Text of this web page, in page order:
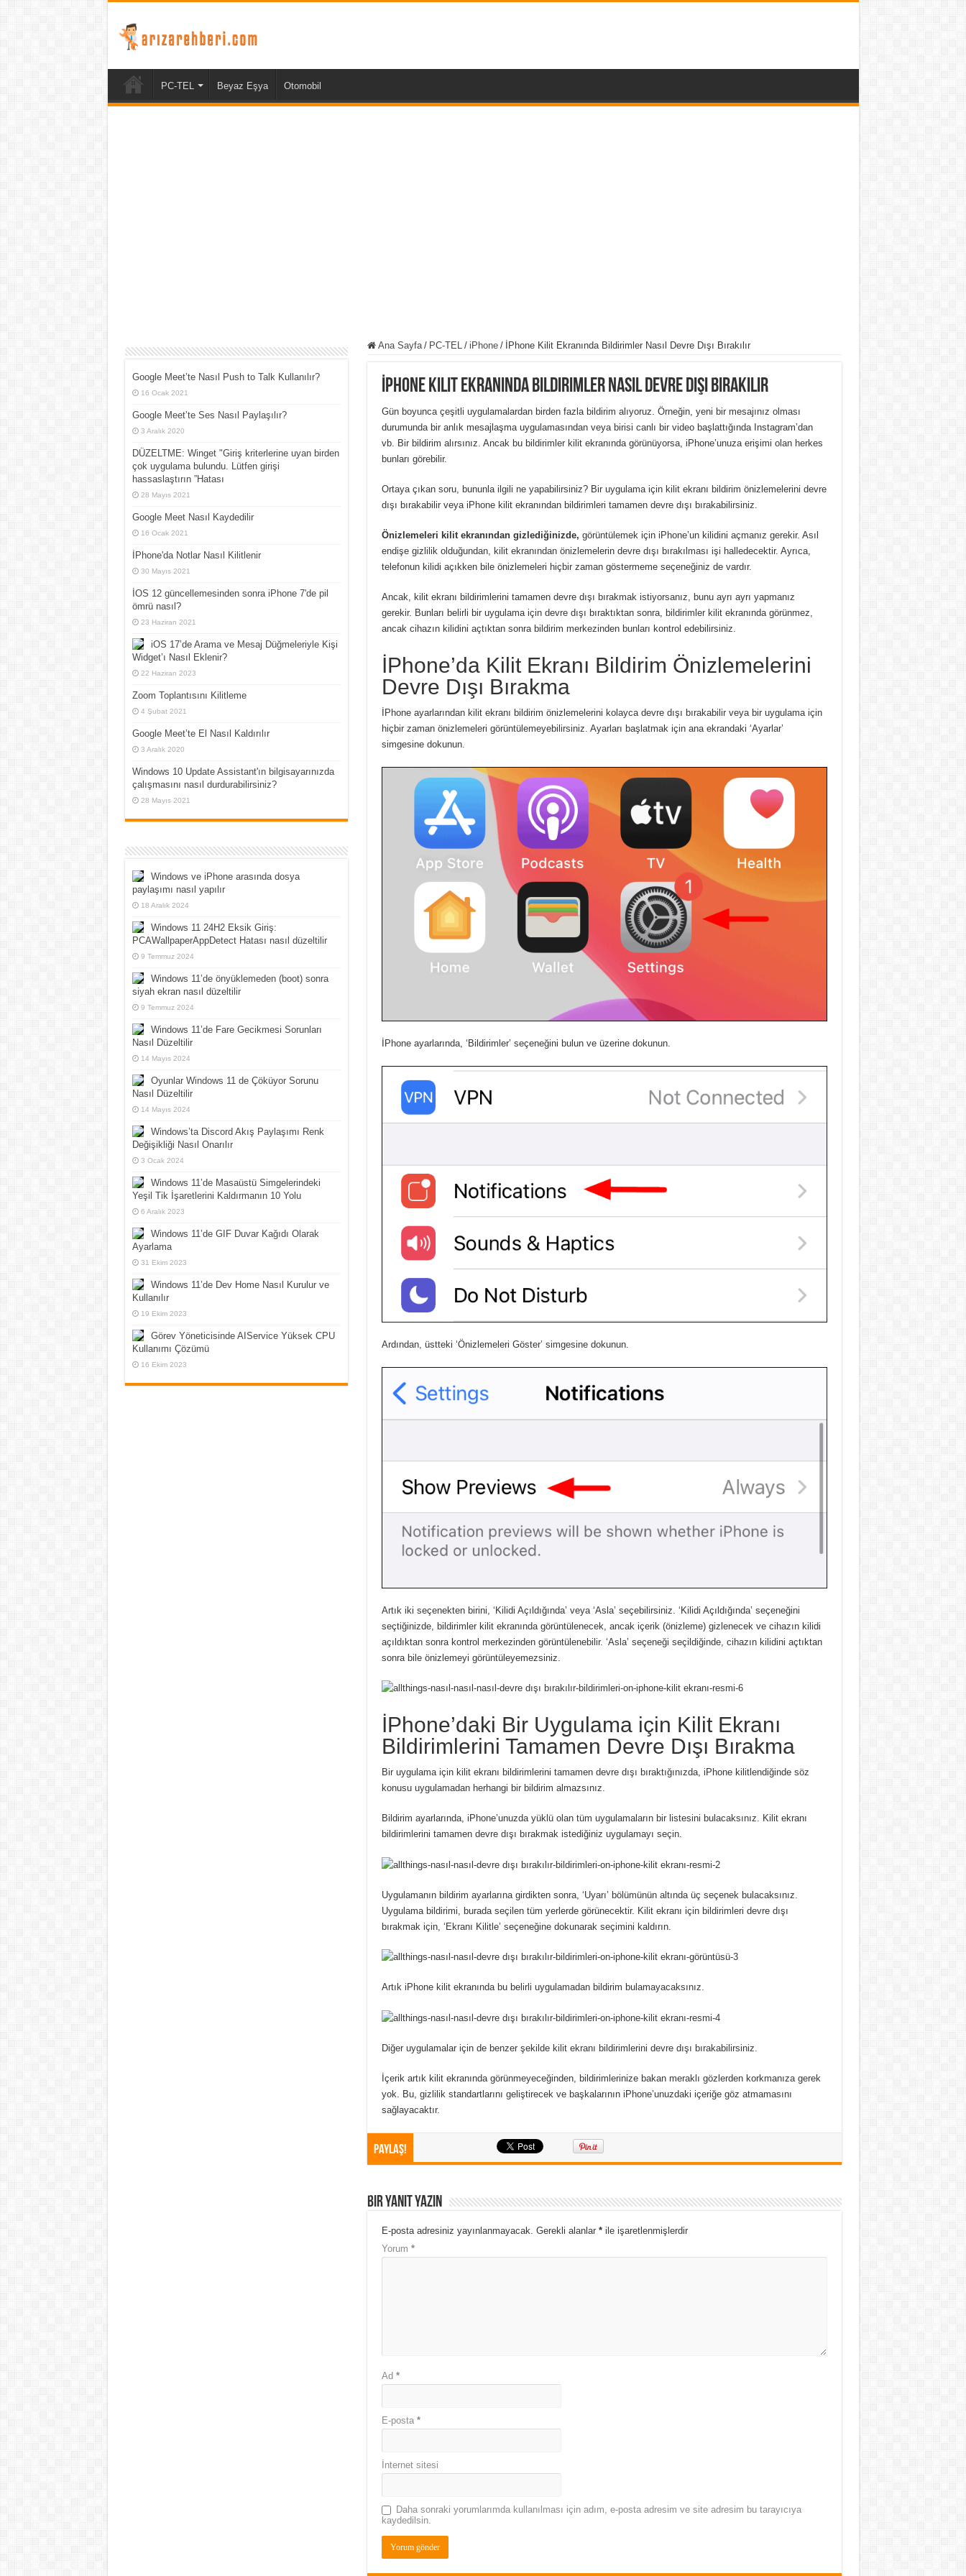
PC-TEL Beyaz Eşya Otomobil
Ana Sayfa / PC-TEL / iPhone / İPhone Kilit Ekranında Bildirimler Nasıl Devre Dışı Bırakılır
İPhone Kilit Ekranında Bildirimler Nasıl Devre Dışı Bırakılır
Gün boyunca çeşitli uygulamalardan birden fazla bildirim alıyoruz. Örneğin, yeni bir mesajınız olması
durumunda bir anlık mesajlaşma uygulamasından veya birisi canlı bir video başlattığında Instagram’dan
vb. Bir bildirim alırsınız. Ancak bu bildirimler kilit ekranında görünüyorsa, iPhone’unuza erişimi olan herkes
bunları görebilir.
Ortaya çıkan soru, bununla ilgili ne yapabilirsiniz? Bir uygulama için kilit ekranı bildirim önizlemelerini devre
dışı bırakabilir veya iPhone kilit ekranından bildirimleri tamamen devre dışı bırakabilirsiniz.
Önizlemeleri kilit ekranından gizlediğinizde, görüntülemek için iPhone’un kilidini açmanız gerekir. Asıl
endişe gizlilik olduğundan, kilit ekranından önizlemelerin devre dışı bırakılması işi halledecektir. Ayrıca,
telefonun kilidi açıkken bile önizlemeleri hiçbir zaman göstermeme seçeneğiniz de vardır.
Ancak, kilit ekranı bildirimlerini tamamen devre dışı bırakmak istiyorsanız, bunu ayrı ayrı yapmanız
gerekir. Bunları belirli bir uygulama için devre dışı bıraktıktan sonra, bildirimler kilit ekranında görünmez,
ancak cihazın kilidini açtıktan sonra bildirim merkezinden bunları kontrol edebilirsiniz.
İPhone’da Kilit Ekranı Bildirim Önizlemelerini
Devre Dışı Bırakma
İPhone ayarlarından kilit ekranı bildirim önizlemelerini kolayca devre dışı bırakabilir veya bir uygulama için
hiçbir zaman önizlemeleri görüntülemeyebilirsiniz. Ayarları başlatmak için ana ekrandaki ‘Ayarlar’
simgesine dokunun.
İPhone ayarlarında, ‘Bildirimler’ seçeneğini bulun ve üzerine dokunun.
Ardından, üstteki ‘Önizlemeleri Göster’ simgesine dokunun.
Artık iki seçenekten birini, ‘Kilidi Açıldığında’ veya ‘Asla’ seçebilirsiniz. ‘Kilidi Açıldığında’ seçeneğini
seçtiğinizde, bildirimler kilit ekranında görüntülenecek, ancak içerik (önizleme) gizlenecek ve cihazın kilidi
açıldıktan sonra kontrol merkezinden görüntülenebilir. ‘Asla’ seçeneği seçildiğinde, cihazın kilidini açtıktan
sonra bile önizlemeyi görüntüleyemezsiniz.
İPhone’daki Bir Uygulama için Kilit Ekranı
Bildirimlerini Tamamen Devre Dışı Bırakma
Bir uygulama için kilit ekranı bildirimlerini tamamen devre dışı bıraktığınızda, iPhone kilitlendiğinde söz
konusu uygulamadan herhangi bir bildirim almazsınız.
Bildirim ayarlarında, iPhone’unuzda yüklü olan tüm uygulamaların bir listesini bulacaksınız. Kilit ekranı
bildirimlerini tamamen devre dışı bırakmak istediğiniz uygulamayı seçin.
Uygulamanın bildirim ayarlarına girdikten sonra, ‘Uyarı’ bölümünün altında üç seçenek bulacaksınız.
Uygulama bildirimi, burada seçilen tüm yerlerde görünecektir. Kilit ekranı için bildirimleri devre dışı
bırakmak için, ‘Ekranı Kilitle’ seçeneğine dokunarak seçimini kaldırın.
Artık iPhone kilit ekranında bu belirli uygulamadan bildirim bulamayacaksınız.
Diğer uygulamalar için de benzer şekilde kilit ekranı bildirimlerini devre dışı bırakabilirsiniz.
İçerik artık kilit ekranında görünmeyeceğinden, bildirimlerinize bakan meraklı gözlerden korkmanıza gerek
yok. Bu, gizlilik standartlarını geliştirecek ve başkalarının iPhone’unuzdaki içeriğe göz atmamasını
sağlayacaktır.
Paylaş!
Bir yanıt yazın
E-posta adresiniz yayınlanmayacak. Gerekli alanlar *ile işaretlenmişlerdir
Yorum *
Ad *
E-posta *
İnternet sitesi
Daha sonraki yorumlarımda kullanılması için adım, e-posta adresim ve site adresim bu tarayıcıya
kaydedilsin.
Google Meet’te Nasıl Push to Talk Kullanılır?
16 Ocak 2021
Google Meet’te Ses Nasıl Paylaşılır?
3 Aralık 2020
DÜZELTME: Winget "Giriş kriterlerine uyan birden
çok uygulama bulundu. Lütfen girişi
hassaslaştırın ”Hatası
28 Mayıs 2021
Google Meet Nasıl Kaydedilir
16 Ocak 2021
İPhone'da Notlar Nasıl Kilitlenir
30 Mayıs 2021
İOS 12 güncellemesinden sonra iPhone 7'de pil
ömrü nasıl?
23 Haziran 2021
iOS 17’de Arama ve Mesaj Düğmeleriyle Kişi
Widget’ı Nasıl Eklenir?
22 Haziran 2023
Zoom Toplantısını Kilitleme
4 Şubat 2021
Google Meet’te El Nasıl Kaldırılır
3 Aralık 2020
Windows 10 Update Assistant'ın bilgisayarınızda
çalışmasını nasıl durdurabilirsiniz?
28 Mayıs 2021
Windows ve iPhone arasında dosya
paylaşımı nasıl yapılır
18 Aralık 2024
Windows 11 24H2 Eksik Giriş:
PCAWallpaperAppDetect Hatası nasıl düzeltilir
9 Temmuz 2024
Windows 11’de önyüklemeden (boot) sonra
siyah ekran nasıl düzeltilir
9 Temmuz 2024
Windows 11’de Fare Gecikmesi Sorunları
Nasıl Düzeltilir
14 Mayıs 2024
Oyunlar Windows 11 de Çöküyor Sorunu
Nasıl Düzeltilir
14 Mayıs 2024
Windows’ta Discord Akış Paylaşımı Renk
Değişikliği Nasıl Onarılır
3 Ocak 2024
Windows 11’de Masaüstü Simgelerindeki
Yeşil Tik İşaretlerini Kaldırmanın 10 Yolu
6 Aralık 2023
Windows 11’de GIF Duvar Kağıdı Olarak
Ayarlama
31 Ekim 2023
Windows 11’de Dev Home Nasıl Kurulur ve
Kullanılır
19 Ekim 2023
Görev Yöneticisinde AIService Yüksek CPU
Kullanımı Çözümü
16 Ekim 2023